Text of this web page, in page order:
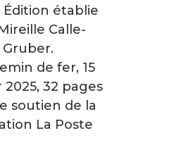
Édition établie
Calle-
Gruber.
de fer, 15
2025, 32 pages
soutien de la
La Poste